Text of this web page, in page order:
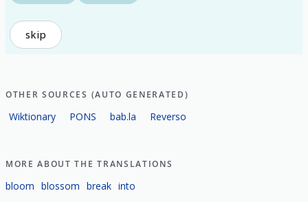
skip
OTHER SOURCES (AUTO GENERATED)
Wiktionary PONS bab.la Reverso
MORE ABOUT THE TRANSLATIONS
bloom blossom break into